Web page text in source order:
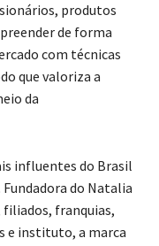
produtos
de forma
com técnicas
que valoriza a
da
influentes do Brasil
do Natalia
franquias,
e instituto, a marca